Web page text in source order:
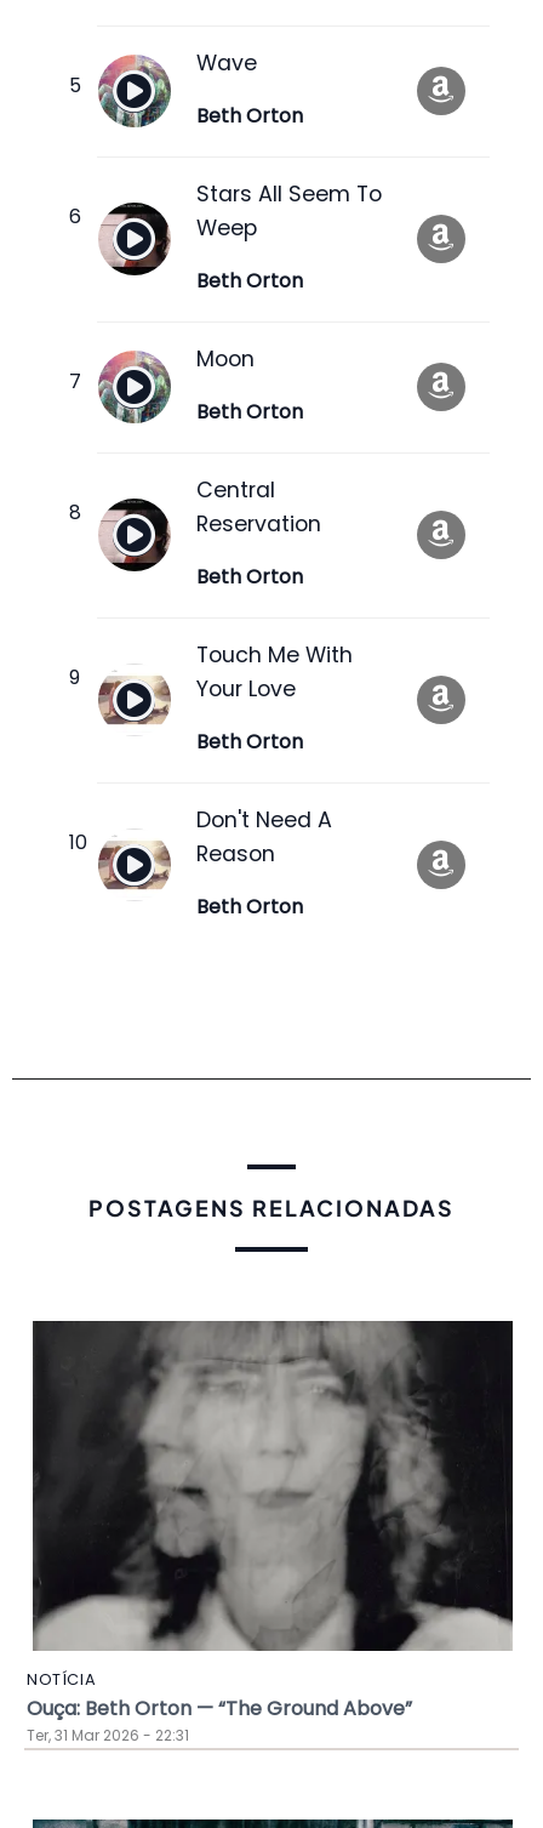
Wave
Beth Orton
Stars All Seem To
Weep
Beth Orton
Moon
Beth Orton
Central
Reservation
Beth Orton
Touch Me With
Your Love
Beth Orton
Don't Need A
Reason
Beth Orton
POSTAGENS RELACIONADAS
NOTÍCIA
Ouça: Beth Orton — “The Ground Above”
Ter, 31 Mar 2026 - 22:31